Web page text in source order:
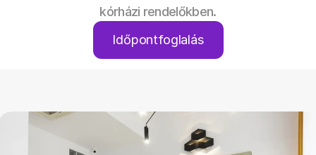
kórházi rendelőkben.
Időpontfoglalás